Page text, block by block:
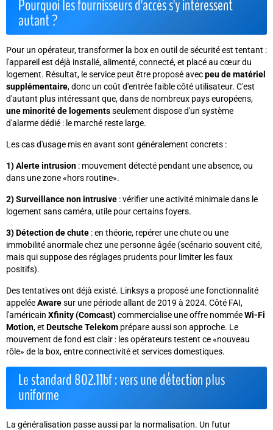
Pourquoi les fournisseurs d'accès s'y intéressent
autant ?
Pour un opérateur, transformer la box en outil de sécurité est tentant :
l'appareil est déjà installé, alimenté, connecté, et placé au cœur du
logement. Résultat, le service peut être proposé avecpeu de matériel
supplémentaire, donc un coût d'entrée faible côté utilisateur. C'est
d'autant plus intéressant que, dans de nombreux pays européens,
une minorité de logementsseulement dispose d'un système
d'alarme dédié : le marché reste large.
Les cas d'usage mis en avant sont généralement concrets :
1) Alerte intrusion : mouvement détecté pendant une absence, ou
dans une zone «hors routine».
2) Surveillance non intrusive : vérifier une activité minimale dans le
logement sans caméra, utile pour certains foyers.
3) Détection de chute : en théorie, repérer une chute ou une
immobilité anormale chez une personne âgée (scénario souvent cité,
mais qui suppose des réglages prudents pour limiter les faux
positifs).
Des tentatives ont déjà existé. Linksys a proposé une fonctionnalité
appeléeAwaresur une période allant de 2019 à 2024. Côté FAI,
l'américain Xfinity (Comcast)commercialise une offre nomméeWi-Fi
Motion, et Deutsche Telekom prépare aussi son approche. Le
mouvement de fond est clair : les opérateurs testent ce «nouveau
rôle» de la box, entre connectivité et services domestiques.
Le standard 802.11bf : vers une détection plus
uniforme
La généralisation passe aussi par la normalisation. Un futur